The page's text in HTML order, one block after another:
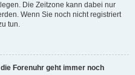
Die Zeitzone kann dabei nur
Wenn Sie noch nicht registriert
tun.
Forenuhr geht immer noch